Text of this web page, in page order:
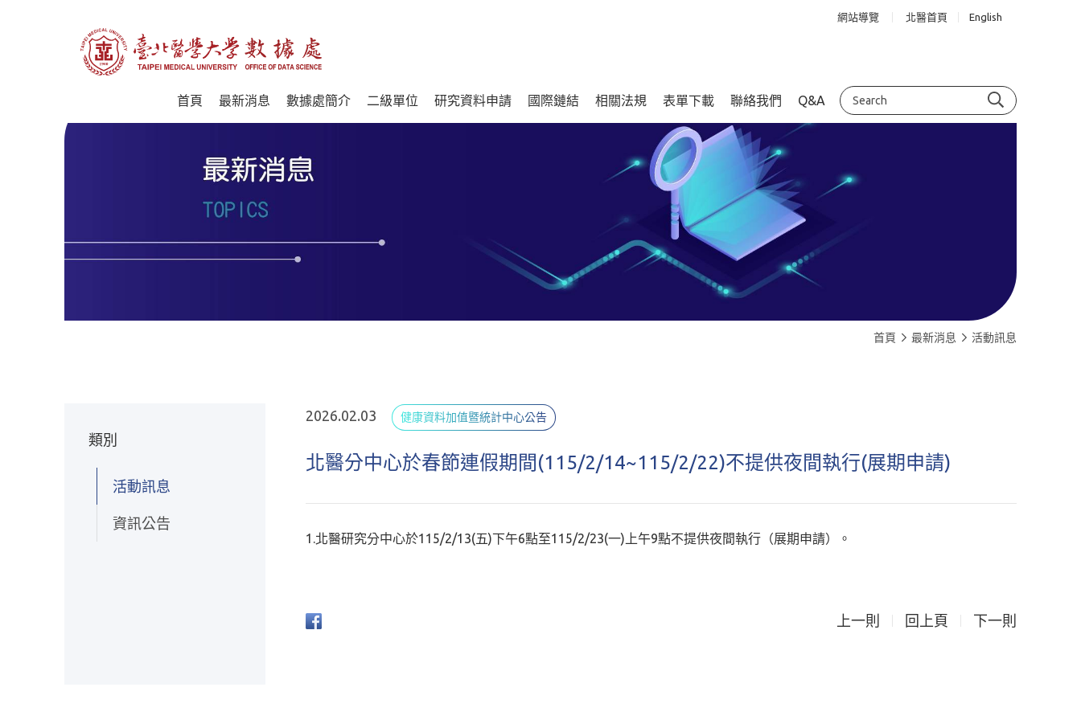
網站導覽 北醫首頁 English
首頁 最新消息 數據處簡介 二級單位 研究資料申請 國際鏈結 相關法規 表單下載 聯絡我們 Q&A
首頁 最新消息 活動訊息
類別
活動訊息
資訊公告
2026.02.03 健康資料加值暨統計中心公告
北醫分中心於春節連假期間(115/2/14~115/2/22)不提供夜間執行(展期申請)
1.北醫研究分中心於115/2/13(五)下午6點至115/2/23(一)上午9點不提供夜間執行（展期申請）。
上一則 回上頁 下一則